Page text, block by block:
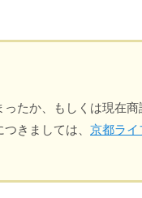
たか、もしくは現在商
きましては、 京都ライ